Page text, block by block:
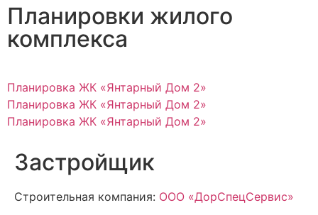
Планировки жилого
комплекса
Планировка ЖК «Янтарный Дом 2»
Планировка ЖК «Янтарный Дом 2»
Планировка ЖК «Янтарный Дом 2»
Застройщик
Строительная компания: ООО «ДорСпецСервис»